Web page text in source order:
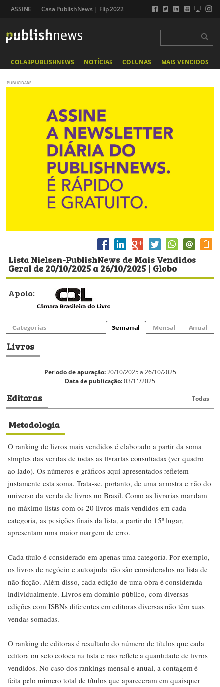
ASSINE Casa PublishNews | Flip 2022
COLABPUBLISHNEWS NOTÍCIAS COLUNAS MAIS VENDIDOS
PUBLICIDADE
Lista Nielsen-PublishNews de Mais Vendidos
Geral de 20/10/2025 a 26/10/2025 | Globo
Apoio:
Categorias Semanal Mensal Anual
Livros
Período de apuração:20/10/2025 a 26/10/2025
Data de publicação:03/11/2025
Editoras Todas
Metodologia
O ranking de livros mais vendidos é elaborado a partir da soma
simples das vendas de todas as livrarias consultadas (ver quadro
ao lado). Os números e gráficos aqui apresentados refletem
justamente esta soma. Trata-se, portanto, de uma amostra e não do
universo da venda de livros no Brasil. Como as livrarias mandam
no máximo listas com os 20 livros mais vendidos em cada
categoria, as posições finais da lista, a partir do 15º lugar,
apresentam uma maior margem de erro.
Cada título é considerado em apenas uma categoria. Por exemplo,
os livros de negócio e autoajuda não são considerados na lista de
não ficção. Além disso, cada edição de uma obra é considerada
individualmente. Livros em domínio público, com diversas
edições com ISBNs diferentes em editoras diversas não têm suas
vendas somadas.
O ranking de editoras é resultado do número de títulos que cada
editora ou selo coloca na lista e não reflete a quantidade de livros
vendidos. No caso dos rankings mensal e anual, a contagem é
feita pelo número total de títulos que apareceram em quaisquer